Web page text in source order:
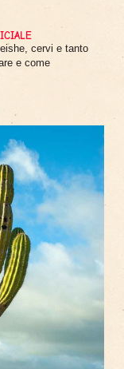
cervi e tanto
e come